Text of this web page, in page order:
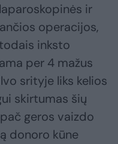
ir
operacijos,
inksto
per 4 mažus
srityje liks kelios
skirtumas šių
geros vaizdo
donoro kūne